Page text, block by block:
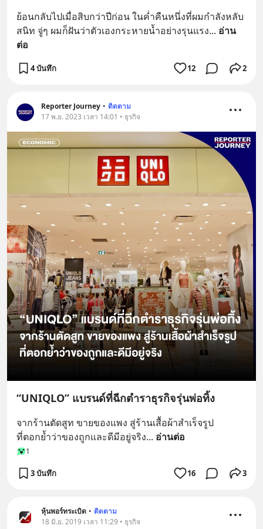
ย้อนกลับไปเมื่อสิบกว่าปีก่อน ในค่ำคืนหนึ่งที่ผมกำลังหลับ
สนิท จู่ๆ ผมก็ฝันว่าตัวเองกระหายน้ำอย่างรุนแรง... อ่าน
ต่อ
4 บันทึก 12 2
Reporter Journey • ติดตาม
17 พ.ย. 2023 เวลา 14:01 • ธุรกิจ
“UNIQLO” แบรนด์ที่ฉีกตำราธุรกิจรุ่นพ่อทิ้ง
จากร้านตัดสูท ขายของแพง สู่ร้านเสื้อผ้าสำเร็จรูป
ที่ตอกย้ำว่าของถูกและดีมีอยู่จริง... อ่านต่อ
1
3 บันทึก 16 3
หุ้นพอร์ทระเบิด • ติดตาม
18 มิ.ย. 2019 เวลา 11:29 • ธุรกิจ